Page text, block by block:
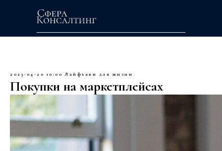
2023-04-20 10:00 Лайфхаки для жизни
Покупки на маркетплейсах